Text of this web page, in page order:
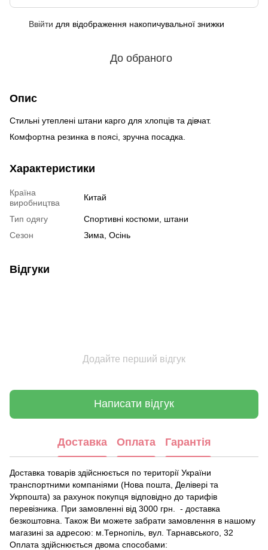
Ввійти для відображення накопичувальної знижки
До обраного
Опис
Стильні утеплені штани карго для хлопців та дівчат.
Комфортна резинка в поясі, зручна посадка.
Характеристики
Країна
виробництва
Китай
Тип одягу
Спортивні костюми, штани
Сезон
Зима, Осінь
Відгуки
Додайте перший відгук
Написати відгук
Доставка Оплата Гарантія
Доставка товарів здійснюється по території України
транспортними компаніями (Нова пошта, Делівері та
Укрпошта) за рахунок покупця відповідно до тарифів
перевізника. При замовленні від 3000 грн. - доставка
безкоштовна. Також Ви можете забрати замовлення в нашому
магазині за адресою: м.Тернопіль, вул. Тарнавського, 32
Оплата здійснюється двома способами: